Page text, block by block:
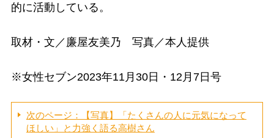
的に活動している。
取材・文／廉屋友美乃 写真／本人提供
※女性セブン2023年11月30日・12月7日号
次のページ：【写真】「たくさんの人に元気になって
ほしい」と力強く語る高樹さん